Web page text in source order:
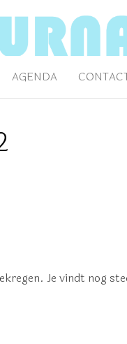
AGENDA
Je vindt nog